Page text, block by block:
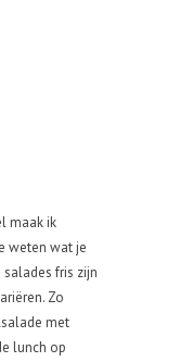
maak ik
weten wat je
fris zijn
Zo
met
lunch op